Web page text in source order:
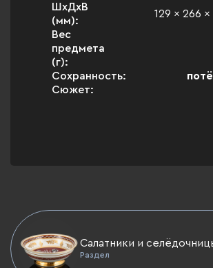
ШхДхВ
(мм):
129 x 266 x
Вес
предмета
(г):
Сохранность:
Сюжет:
Салатники и
Раздел